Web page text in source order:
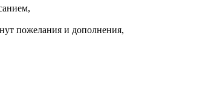
пожелания и дополнения,